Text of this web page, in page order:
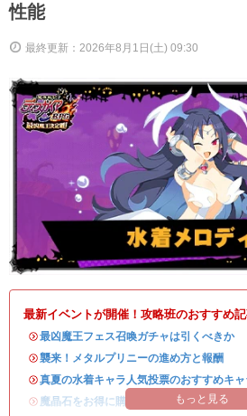
性能
最終更新：2026年8月1日(土) 09:30
最新イベントが開催！攻略班のおすすめ
・最凶魔王フェス召喚ガチャは引くべきか
・襲来！メタルプリニーの進め方と報酬
・真夏の水着キャラ人気投票のおすすめキ
・ 魔晶石をお得に購入できる公式ショップが
もっと見る